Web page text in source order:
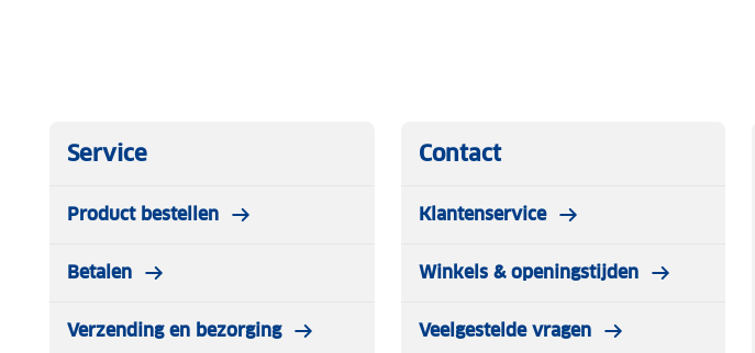
Service
Product bestellen
Betalen
Verzending en bezorging
Contact
Klantenservice
Winkels & openingstijden
Veelgestelde vragen